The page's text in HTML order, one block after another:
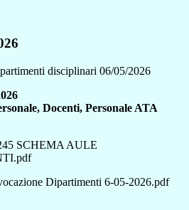
disciplinari 06/05/2026
Docenti, Personale ATA
SCHEMA AULE
Dipartimenti 6-05-2026.pdf